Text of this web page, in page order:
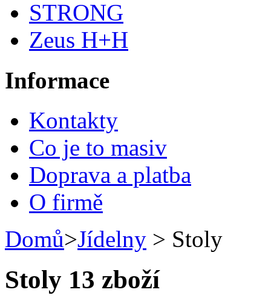
STRONG
Zeus H+H
Informace
Kontakty
Co je to masiv
Doprava a platba
O firmě
Domů>Jídelny > Stoly
Stoly 13 zboží